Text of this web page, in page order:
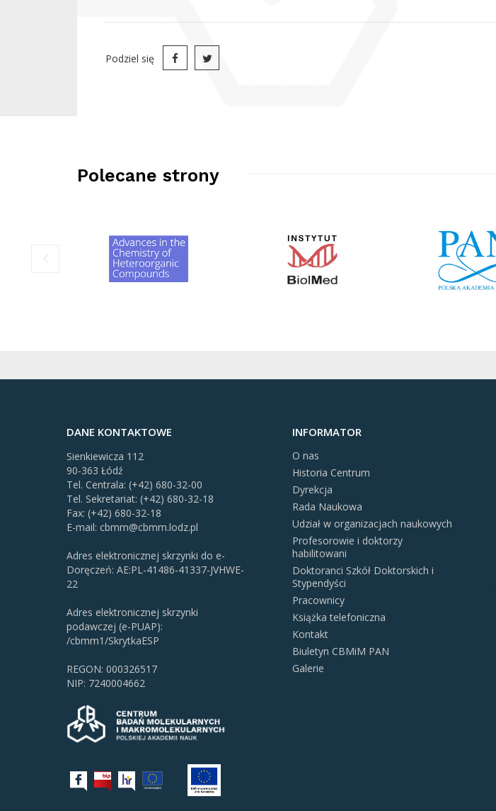
Podziel się
Polecane strony
DANE KONTAKTOWE
Sienkiewicza 112
90-363 Łódź
Tel. Centrala: (+42) 680-32-00
Tel. Sekretariat: (+42) 680-32-18
Fax: (+42) 680-32-18
E-mail: cbmm@cbmm.lodz.pl
Adres elektronicznej skrzynki do e-
Doręczeń: AE:PL-41486-41337-JVHWE-
22
Adres elektronicznej skrzynki
podawczej (e-PUAP):
/cbmm1/SkrytkaESP
REGON: 000326517
NIP: 7240004662
INFORMATOR
O nas
Historia Centrum
Dyrekcja
Rada Naukowa
Udział w organizacjach naukowych
Profesorowie i doktorzy
habilitowani
Doktoranci Szkół Doktorskich i
Stypendyści
Pracownicy
Książka telefoniczna
Kontakt
Biuletyn CBMiM PAN
Galerie